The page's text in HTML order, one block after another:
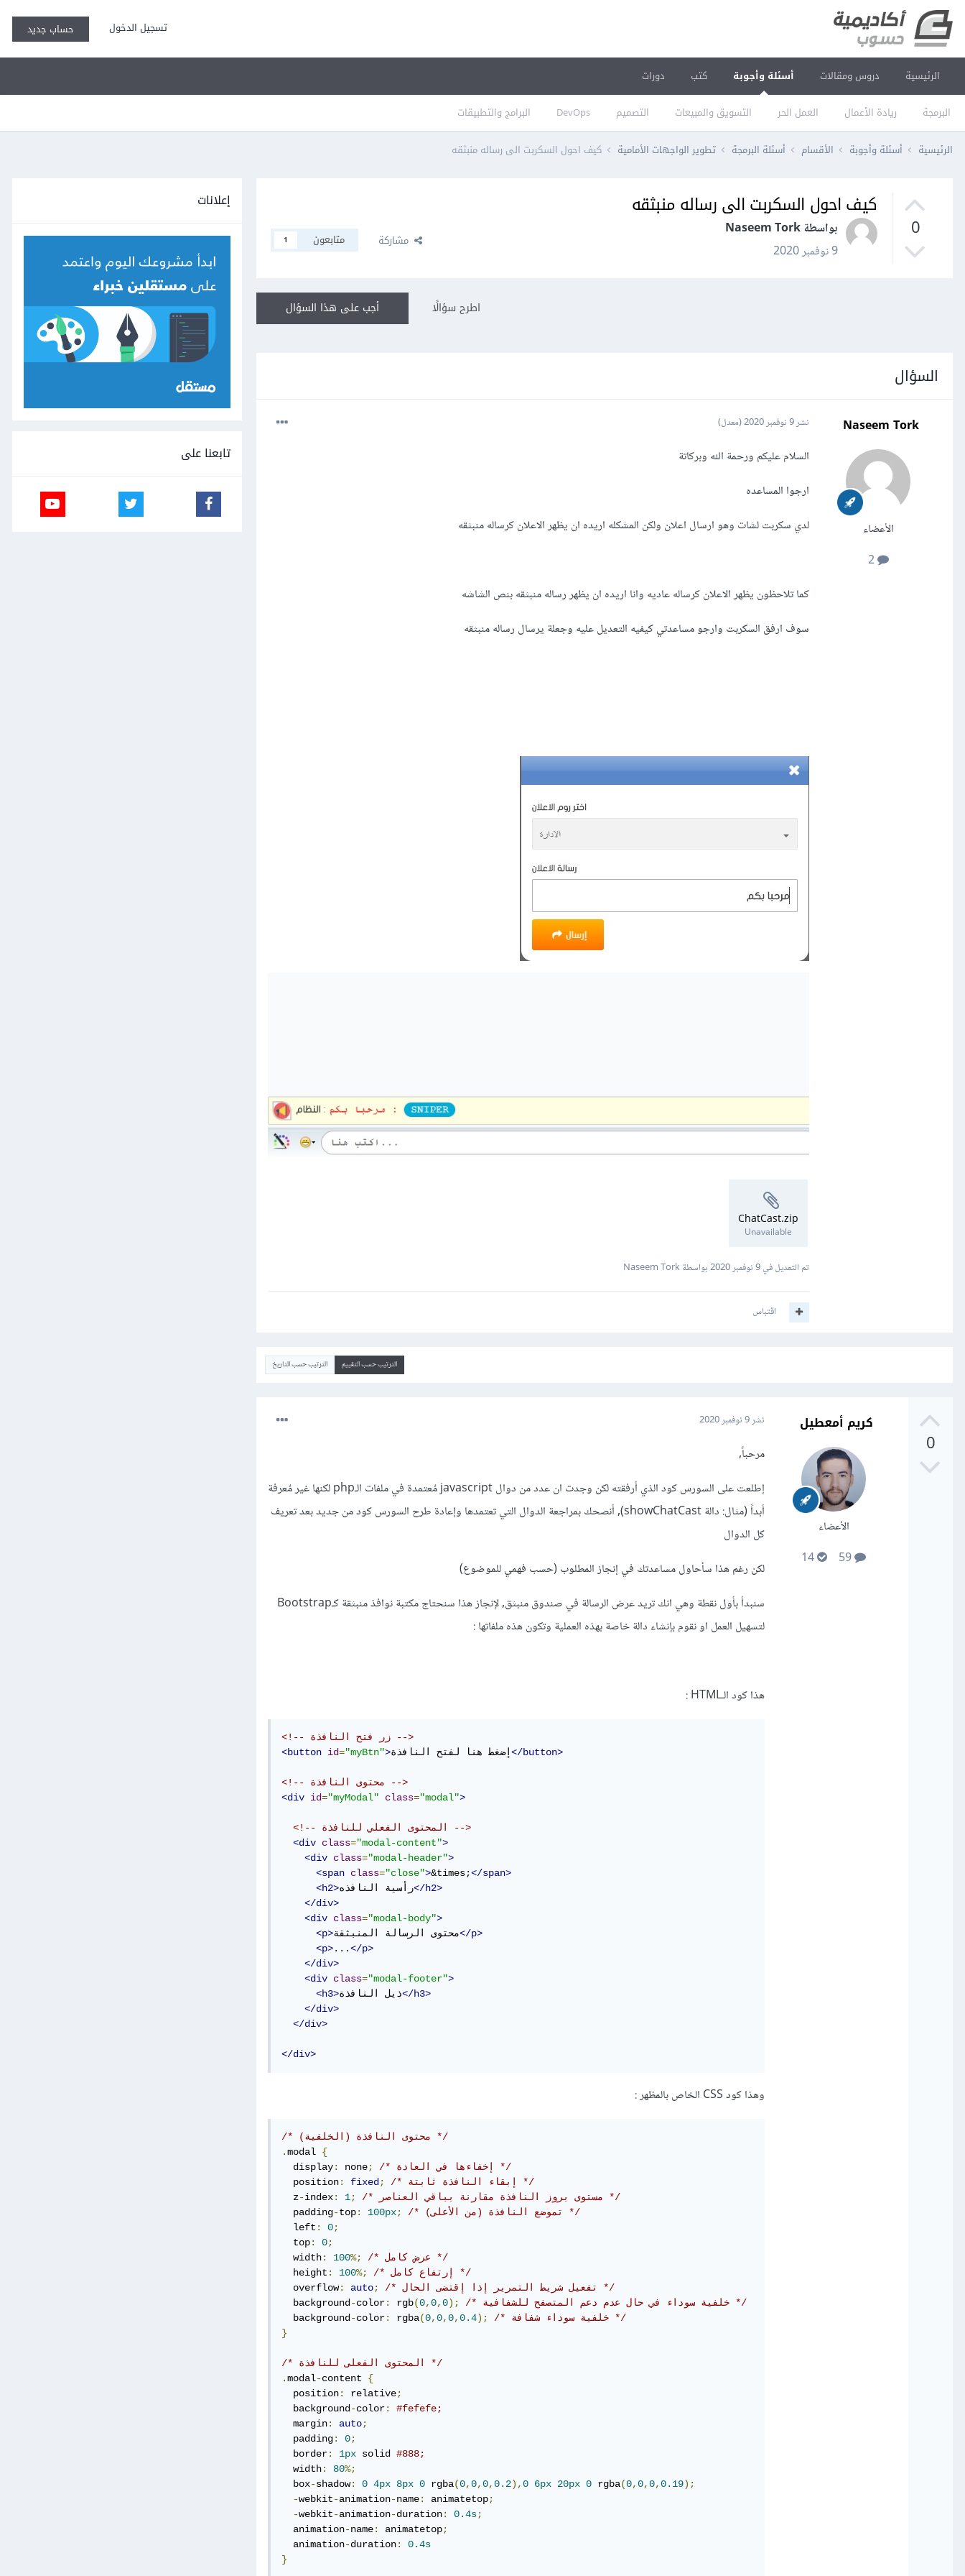
تسجيل الدخول حساب جديد
الرئيسية دروس ومقالات أسئلة وأجوبة
البرمجة ريادة الأعمال العمل الحر التسويق والمبيعات التصميم DevOps البرامج والتطبيقات
كتب دورات
الرئيسية أسئلة وأجوبة الأقسام أسئلة البرمجة تطوير الواجهات الأمامية كيف احول السكربت الى رساله منبثقه
0
كيف احول السكربت الى رساله منبثقه
بواسطة Naseem Tork
9 نوفمبر 2020
مشاركة متابعون 1
أجب على هذا السؤال اطرح سؤالًا
السؤال
Naseem Tork
الأعضاء
2
نشر9 نوفمبر 2020 (معدل)
السلام عليكم ورحمة الله وبركاتة
ارجوا المساعده
لدي سكربت لشات وهو ارسال اعلان ولكن المشكله اريده ان يظهر الاعلان كرساله منبثقه
كما تلاحظون يظهر الاعلان كرساله عاديه وانا اريده ان يظهر رساله منبثقه بنص الشاشه
سوف ارفق السكربت وارجو مساعدتي كيفيه التعديل عليه وجعلة يرسال رساله منبثقه
ChatCast.zip
Unavailable
تم التعديل في9 نوفمبر 2020 بواسطة Naseem Tork
اقتباس
الترتيب حسب التقييم الترتيب حسب التاريخ
0
كريم أمعطيل
الأعضاء
نشر9 نوفمبر 2020
مرحباً,
إطلعت على السورس كود الذي أرفقته لكن وجدت ان عدد من دوال javascript مٌعتمدة في ملفات الـphp لكنها غير مٌعرفة
أبداً (مثال: دالة showChatCast), أنصحك بمراجعة الدوال التي تعتمدها وإعادة طرح السورس كود من جديد بعد تعريف
كل الدوال
لكن رغم هذا سأحاول مساعدتك في إنجاز المطلوب (حسب فهمي للموضوع)
سنبدأ بأول نقطة وهي انك تريد عرض الرسالة في صندوق منبثق, لإنجاز هذا سنحتاج مكتبة نوافذ منبثقة كـBootstrap
لتسهيل العمل او نقوم بإنشاء دالة خاصة بهذه العملية وتكون هذه ملفاتها :
هذا كود الـHTML :
<!-- زر فتح النافذة -->
<button id="myBtn">إضغط هنا لفتح النافذة </button>
<!-- محتوى النافذة -->
<div id="myModal" class="modal">
<!-- المحتوى الفعلي للنافذة -->
<div class="modal-content">
<div class="modal-header">
<span class="close">&times;</span>
<h2>رأسية النافذه</h2>
</div>
<div class="modal-body">
<p>محتوى الرسالة المنبثقة</p>
<p>...</p>
</div>
<div class="modal-footer">
<h3>ذيل النافذة</h3>
</div>
</div>
</div>
وهذا كود CSS الخاص بالمظهر :
/* محتوى النافذة (الخلفية) */
.modal {
  display
: none;
/* إخفاءها في العادة */
  position
: fixed ;
/* إبقاء النافذة ثابتة */
  z
-index: 1;
/* مستوى بروز النافذة مقارنة بباقي العناصر */
  padding
-top: 100px;
/* تموضع النافذة (من الأعلى) */
  left
: 0;
  top
: 0;
  width
: 100%;
/* عرض كامل */
  height
: 100%;
/* إرتفاع كامل */
  overflow
: auto;
/* تفعيل شريط التمرير إذا إقتضى الحال */
  background
-color: rgb(0,0,0);
/* خلفية سوداء في حال عدم دعم المتصفح للشفافية */
  background
-color: rgba(0,0,0,0.4);
/* خلفية سوداء شفافة */
}
/* المحتوى الفعلى للنافذة */
.modal-content {
  position
: relative;
  background
-color:
#fefefe;
  margin
: auto;
  padding
: 0;
  border
: 1px solid #888;
  width
: 80%;
  box
-shadow: 0 4px 8px 0 rgba(0,0,0,0.2),0 6px 20px 0 rgba(0,0,0,0.19);
-webkit-animation-name: animatetop;
-webkit-animation-duration: 0.4s;
  animation
-name: animatetop;
  animation
-duration:
0.4s
}
إعلانات
تابعنا على